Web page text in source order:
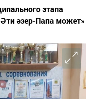
этапа
әзер-Папа может»